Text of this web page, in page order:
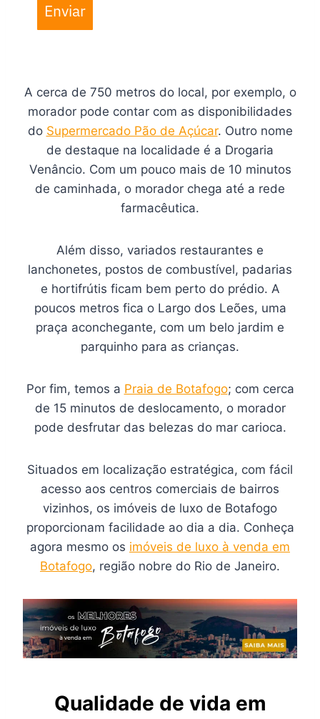
Enviar
A cerca de 750 metros do local, por exemplo, o
morador pode contar com as disponibilidades
do Supermercado Pão de Açúcar. Outro nome
de destaque na localidade é a Drogaria
Venâncio. Com um pouco mais de 10 minutos
de caminhada, o morador chega até a rede
farmacêutica.
Além disso, variados restaurantes e
lanchonetes, postos de combustível, padarias
e hortifrútis ficam bem perto do prédio. A
poucos metros fica o Largo dos Leões, uma
praça aconchegante, com um belo jardim e
parquinho para as crianças.
Por fim, temos a Praia de Botafogo; com cerca
de 15 minutos de deslocamento, o morador
pode desfrutar das belezas do mar carioca.
Situados em localização estratégica, com fácil
acesso aos centros comerciais de bairros
vizinhos, os imóveis de luxo de Botafogo
proporcionam facilidade ao dia a dia. Conheça
agora mesmo os imóveis de luxo à venda em
Botafogo, região nobre do Rio de Janeiro.
Qualidade de vida em